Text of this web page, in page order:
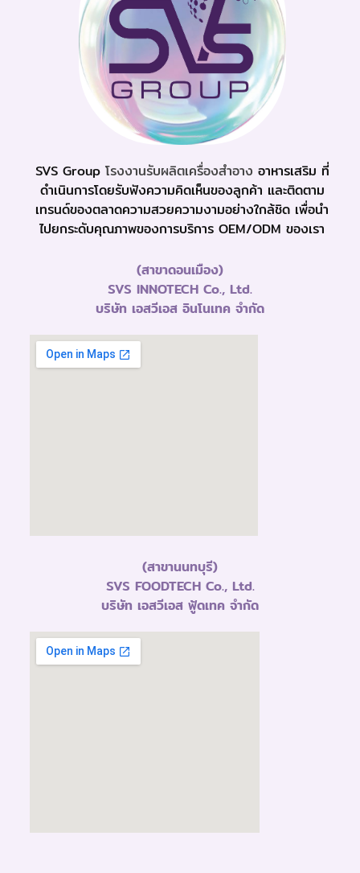
SVS Group โรงงานรับผลิตเครื่องสำอาง อาหารเสริม ที่
ดำเนินการโดยรับฟังความคิดเห็นของลูกค้า และติดตาม
เทรนด์ของตลาดความสวยความงามอย่างใกล้ชิด เพื่อนำ
ไปยกระดับคุณภาพของการบริการ OEM/ODM ของเรา
(สาขาดอนเมือง)
SVS INNOTECH Co., Ltd.
บริษัท เอสวีเอส อินโนเทค จำกัด
(สาขานนทบุรี)
SVS FOODTECH Co., Ltd.
บริษัท เอสวีเอส ฟู้ดเทค จำกัด